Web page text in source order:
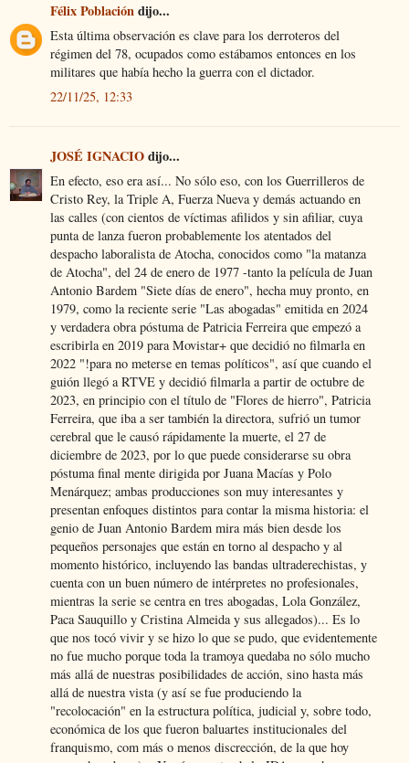
Félix Poblacióndijo...
Esta última observación es clave para los derroteros del
régimen del 78, ocupados como estábamos entonces en los
militares que había hecho la guerra con el dictador.
22/11/25, 12:33
JOSÉ IGNACIOdijo...
En efecto, eso era así... No sólo eso, con los Guerrilleros de
Cristo Rey, la Triple A, Fuerza Nueva y demás actuando en
las calles (con cientos de víctimas afilidos y sin afiliar, cuya
punta de lanza fueron probablemente los atentados del
despacho laboralista de Atocha, conocidos como "la matanza
de Atocha", del 24 de enero de 1977 -tanto la película de Juan
Antonio Bardem "Siete días de enero", hecha muy pronto, en
1979, como la reciente serie "Las abogadas" emitida en 2024
y verdadera obra póstuma de Patricia Ferreira que empezó a
escribirla en 2019 para Movistar+ que decidió no filmarla en
2022 "!para no meterse en temas políticos", así que cuando el
guión llegó a RTVE y decidió filmarla a partir de octubre de
2023, en principio con el título de "Flores de hierro", Patricia
Ferreira, que iba a ser también la directora, sufrió un tumor
cerebral que le causó rápidamente la muerte, el 27 de
diciembre de 2023, por lo que puede considerarse su obra
póstuma final mente dirigida por Juana Macías y Polo
Menárquez; ambas producciones son muy interesantes y
presentan enfoques distintos para contar la misma historia: el
genio de Juan Antonio Bardem mira más bien desde los
pequeños personajes que están en torno al despacho y al
momento histórico, incluyendo las bandas ultraderechistas, y
cuenta con un buen número de intérpretes no profesionales,
mientras la serie se centra en tres abogadas, Lola González,
Paca Sauquillo y Cristina Almeida y sus allegados)... Es lo
que nos tocó vivir y se hizo lo que se pudo, que evidentemente
no fue mucho porque toda la tramoya quedaba no sólo mucho
más allá de nuestras posibilidades de acción, sino hasta más
allá de nuestra vista (y así se fue produciendo la
"recolocación" en la estructura política, judicial y, sobre todo,
económica de los que fueron baluartes institucionales del
franquismo, com más o menos discrección, de la que hoy